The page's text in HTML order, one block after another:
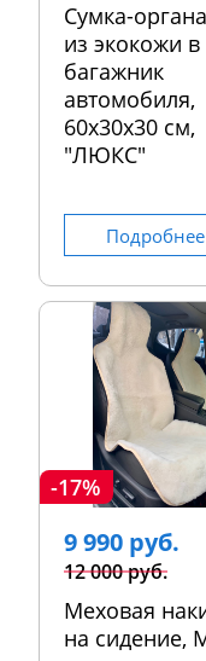
Сумка-
из экокожи в
багажник
автомобиля,
60х30х30 см,
"ЛЮКС"
Подробнее
-17%
9 990 руб.
12 000 руб.
Меховая
на сидение,